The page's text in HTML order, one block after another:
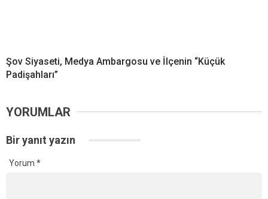
Şov Siyaseti, Medya Ambargosu ve İlçenin “Küçük
Padişahları”
YORUMLAR
Bir yanıt yazın
Yorum *